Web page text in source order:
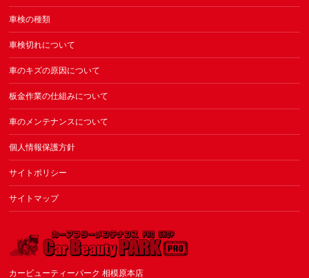
車検の種類
車検切れについて
車のキズの原因について
板金作業の仕組みについて
車のメンテナンスについて
個人情報保護方針
サイトポリシー
サイトマップ
カービューティーパーク 相模原本店